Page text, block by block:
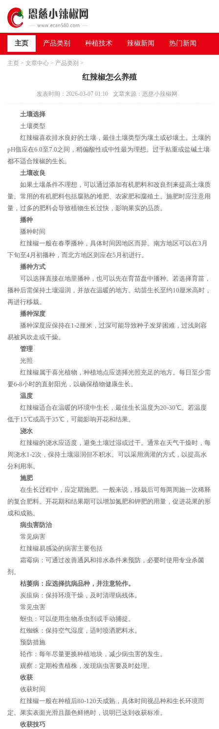
主页 产品类别 种植技术 辣椒新闻 热门新闻
主页 > 文章中心 > 产品类别 >
红辣椒怎么养殖
发表时间：2026-03-07 01:10 文章来源：恩慈小辣椒网
土壤选择
土壤类型
红辣椒喜欢排水良好的土壤，最佳土壤类型为壤土或砂壤土。土壤的
pH值应在6.0至7.0之间，稍偏酸性或中性最为理想。过于粘重或盐碱土壤
都不适合辣椒的生长。
土壤改良
如果土壤条件不理想，可以通过添加有机肥料和改良剂来提高土壤质
量。常用的有机肥料包括腐熟的堆肥、农家肥和腐殖土。施肥时应注意用
量，过多的肥料会导致植物生长过快，影响果实的品质。
播种
播种时间
红辣椒一般在春季播种，具体时间因地区而异。南方地区可以在3月
下旬至4月初播种，而北方地区则应在5月初进行。
播种方式
可以选择直接在地里播种，也可以先在育苗盘中播种。若选择育苗，
播种后需保持土壤湿润，并放在温暖的地方。幼苗生长至约10厘米高时，
再进行移栽。
播种深度
播种深度应保持在1-2厘米，过深可能导致种子发芽困难，过浅则容
易被风吹走或干燥。
管理
光照
红辣椒属于喜光植物，种植地点应选择光照充足的地方。每日至少需
要6-8小时的直射阳光，以确保植物健康生长。
温度
红辣椒适合在温暖的环境中生长，最佳生长温度为20-30℃。若温度
低于15℃或高于35℃，可能影响开花和结果。
浇水
红辣椒的浇水应适度，避免土壤过湿或过干。通常在天气干燥时，每
周浇水1-2次，保持土壤湿润但不积水。可以采用滴灌的方式，以提高水
分利用率。
施肥
在生长过程中，应定期施肥。一般来说，移栽后可每两周施一次稀释
的复合肥料。开花期和结果期可以增加氮肥和钾肥的用量，促进花果的形
成和成熟。
病虫害防治
常见病害
红辣椒易感染的病害主要包括
霜霉病：可通过改善通风和排水条件来预防，必要时使用专业杀菌
剂。
枯萎病：应选择抗病品种，并注意轮作。
炭疽病：保持环境干燥，及时清理病残体。
常见虫害
蚜虫：可以使用生物杀虫剂或手动捕捉。
红蜘蛛：保持空气湿度，适时喷洒肥料水。
预防措施
轮作：每年尽量更换种植地块，减少病虫害的发生。
观察：定期检查植株，发现病虫害要及时处理。
收获
收获时间
红辣椒一般在种植后80-120天成熟，具体时间视品种和生长环境而
定。果实表面光滑且颜色鲜艳时，说明已达到收获标准。
收获技巧